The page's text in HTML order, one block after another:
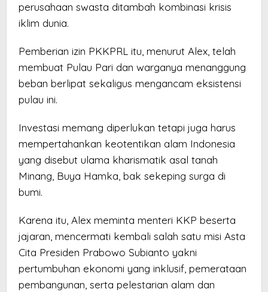
perusahaan swasta ditambah kombinasi krisis
iklim dunia.
Pemberian izin PKKPRL itu, menurut Alex, telah
membuat Pulau Pari dan warganya menanggung
beban berlipat sekaligus mengancam eksistensi
pulau ini.
Investasi memang diperlukan tetapi juga harus
mempertahankan keotentikan alam Indonesia
yang disebut ulama kharismatik asal tanah
Minang, Buya Hamka, bak sekeping surga di
bumi.
Karena itu, Alex meminta menteri KKP beserta
jajaran, mencermati kembali salah satu misi Asta
Cita Presiden Prabowo Subianto yakni
pertumbuhan ekonomi yang inklusif, pemerataan
pembangunan, serta pelestarian alam dan